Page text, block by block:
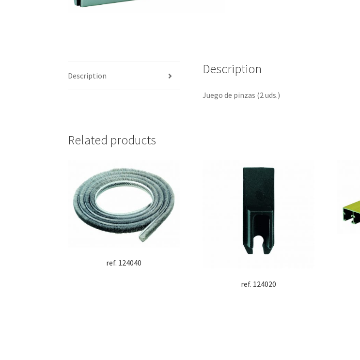
Description Description
Juego de pinzas (2 uds.)
Related products
ref. 124040
ref. 124020